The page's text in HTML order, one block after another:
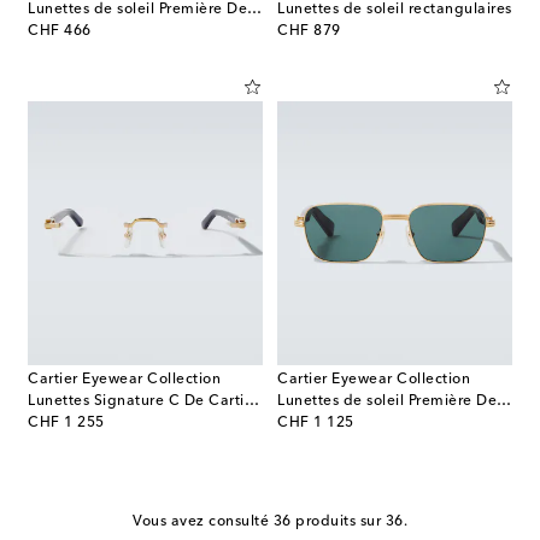
Lunettes de soleil Première De Cartier
CHF 466
original price
Lunettes de soleil rectangulaires
CHF 879
original price
Cartier Eyewear Collection
Lunettes Signature C De Cartier rectangulaires
CHF 1 255
original price
Cartier Eyewear Collection
Lunettes de soleil Première De Cartier rectangulaires
CHF 1 125
original price
Vous avez consulté 36 produits sur 36.